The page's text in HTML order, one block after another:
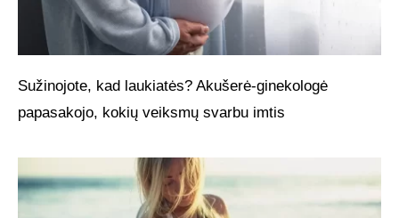
Sužinojote, kad laukiatės? Akušerė-ginekologė
papasakojo, kokių veiksmų svarbu imtis